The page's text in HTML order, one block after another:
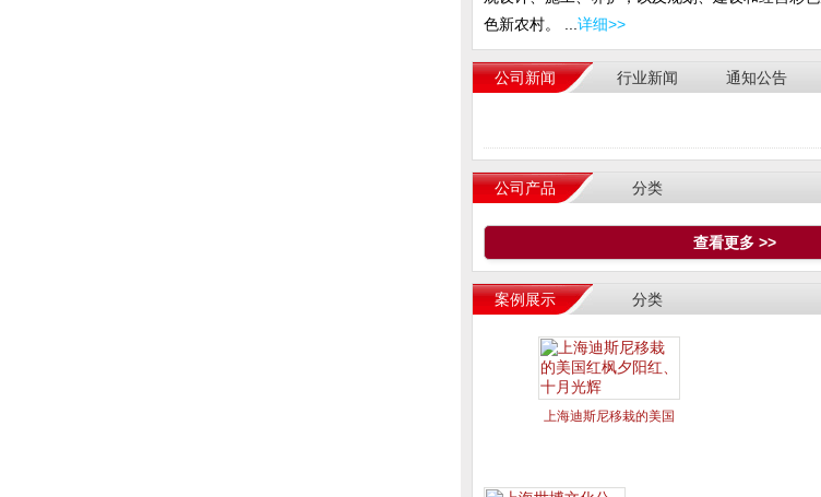
色新农村。 ... 详细>>
公司新闻 行业新闻 通知公告
公司产品 分类
查看更多 >>
案例展示 分类
上海迪斯尼移栽的美国